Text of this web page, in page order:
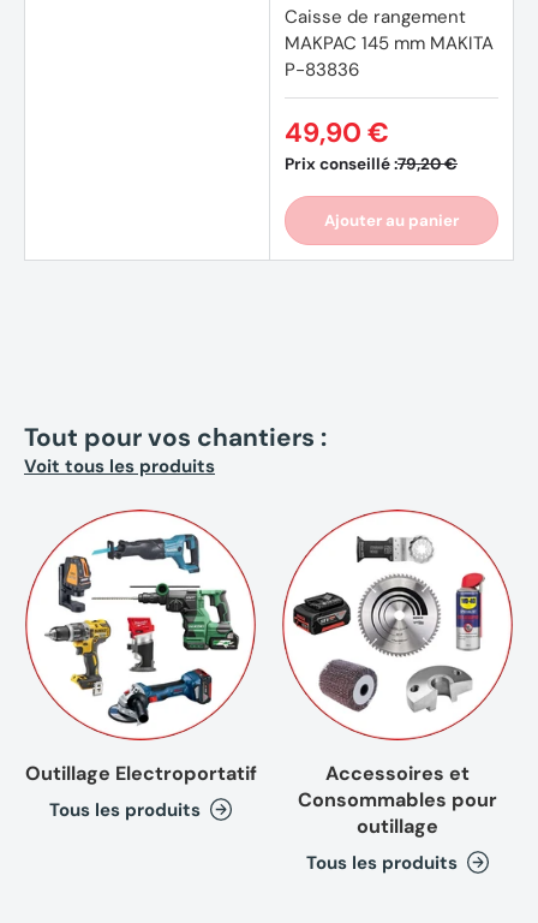
(1
Caisse de rangement
MAKPAC 145 mm MAKITA
P-83836
Prix conseillé :79,20 €
49,90 €
Ajouter au panier
Tout pour vos chantiers :
Voit tous les produits
Outillage Electroportatif
Tous les produits
Accessoires et
Consommables pour
outillage
Tous les produits